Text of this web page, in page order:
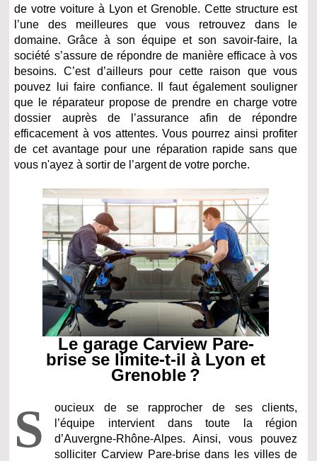
de votre voiture à Lyon et Grenoble. Cette structure est
l’une des meilleures que vous retrouvez dans le
domaine. Grâce à son équipe et son savoir-faire, la
société s’assure de répondre de manière efficace à vos
besoins. C’est d’ailleurs pour cette raison que vous
pouvez lui faire confiance. Il faut également souligner
que le réparateur propose de prendre en charge votre
dossier auprès de l’assurance afin de répondre
efficacement à vos attentes. Vous pourrez ainsi profiter
de cet avantage pour une réparation rapide sans que
vous n'ayez à sortir de l’argent de votre porche.
Le garage Carview Pare-
brise se limite-t-il à Lyon et
Grenoble ?
S
oucieux de se rapprocher de ses clients,
l’équipe intervient dans toute la région
d’Auvergne-Rhône-Alpes. Ainsi, vous pouvez
solliciter Carview Pare-brise dans les villes de